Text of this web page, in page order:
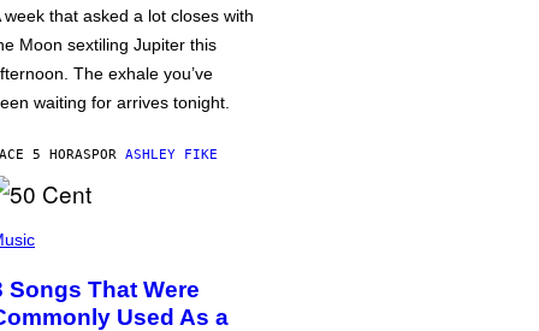
week that asked a lot closes with
Moon sextiling Jupiter this
The exhale you’ve
waiting for arrives tonight.
5 HORASPOR ASHLEY FIKE
Songs That Were
Used As a